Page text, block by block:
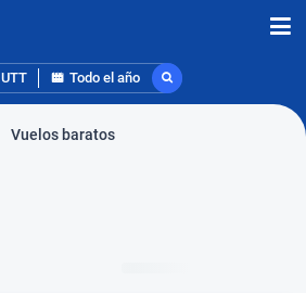
UTT Todo el año
Vuelos baratos